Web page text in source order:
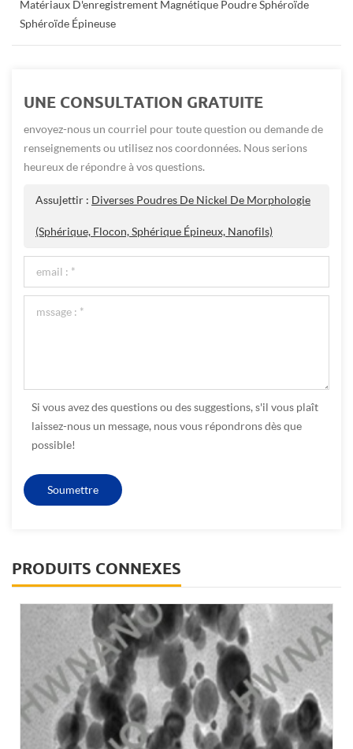
Matériaux D'enregistrement Magnétique Poudre Sphéroïde
Sphéroïde Épineuse
UNE CONSULTATION GRATUITE
envoyez-nous un courriel pour toute question ou demande de
renseignements ou utilisez nos coordonnées. Nous serions
heureux de répondre à vos questions.
Assujettir : Diverses Poudres De Nickel De Morphologie
(sphérique, Flocon, Sphérique Épineux, Nanofils)
Si vous avez des questions ou des suggestions, s'il vous plaît
laissez-nous un message, nous vous répondrons dès que
possible!
PRODUITS CONNEXES